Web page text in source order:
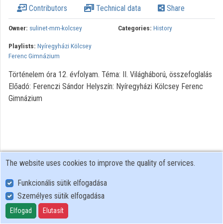
Contributors
Contributors Technical data Share
Owner: sulinet-mm-kolcsey Categories: History
Playlists: Nyíregyházi Kölcsey
Ferenc Gimnázium
Történelem óra 12. évfolyam. Téma: II. Világháború, összefoglalás
Előadó: Ferenczi Sándor Helyszín: Nyíregyházi Kölcsey Ferenc
Gimnázium
User Policy
Adatkezelési tájékoztató (en)
Cookie Policy
The website uses cookies to improve the quality of services.
Funkcionális sütik elfogadása
Személyes sütik elfogadása
Elfogad Elutasít